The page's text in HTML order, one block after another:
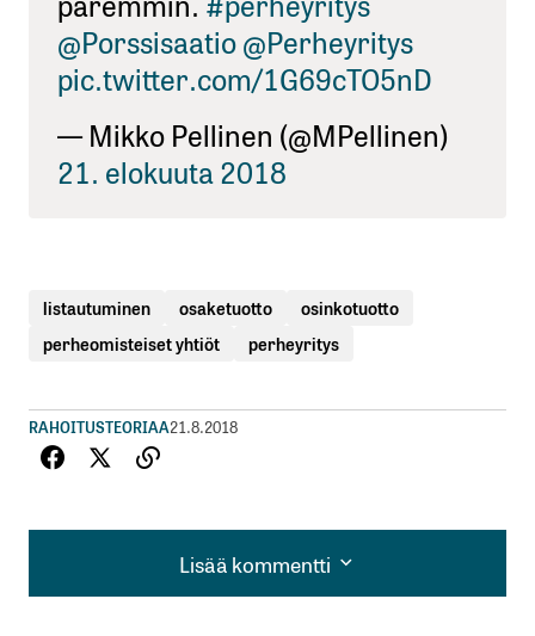
@Porssisaatio@Perheyritys
pic.twitter.com/1G69cTO5nD
— Mikko Pellinen (@MPellinen)
21. elokuuta 2018
listautuminen osaketuotto
osinkotuotto
perheomisteiset yhtiöt
perheyritys
RAHOITUSTEORIAA21.8.2018
Lisää kommentti
Lisää kommentti